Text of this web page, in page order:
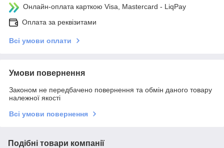
Онлайн-оплата карткою Visa, Mastercard - LiqPay
Оплата за реквізитами
Всі умови оплати
Умови повернення
Законом не передбачено повернення та обмін даного товару
належної якості
Всі умови повернення
Подібні товари компанії